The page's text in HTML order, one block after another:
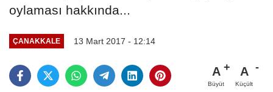
oylaması hakkında...
ÇANAKKALE 13 Mart 2017 - 12:14
A
Büyüt
A
Küçült